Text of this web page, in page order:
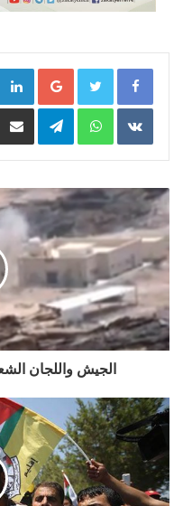
Google+
‏VKontakte
WhatsApp
Telegram
الجيش واللجان